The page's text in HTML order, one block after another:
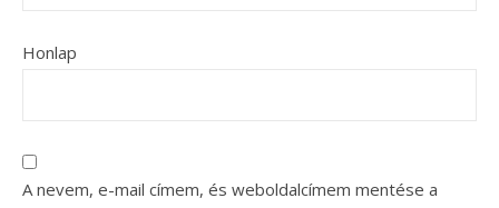
Honlap
A nevem, e-mail címem, és weboldalcímem mentése a